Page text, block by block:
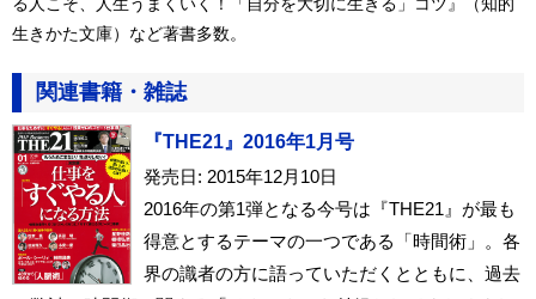
生きかた文庫）など著書多数。
関連書籍・雑誌
『THE21』2016年1月号
発売日: 2015年12月10日
2016年の第1弾となる今号は『THE21』が最も
得意とするテーマの一つである「時間術」。各
界の識者の方に語っていただくとともに、過去